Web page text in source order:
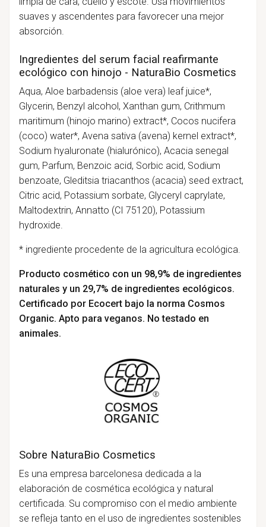
suaves y ascendentes para favorecer una mejor
absorción.
Ingredientes del serum facial reafirmante
ecológico con hinojo - NaturaBio Cosmetics
Aqua, Aloe barbadensis (aloe vera) leaf juice*,
Glycerin, Benzyl alcohol, Xanthan gum, Crithmum
maritimum (hinojo marino) extract*, Cocos nucifera
(coco) water*, Avena sativa (avena) kernel extract*,
Sodium hyaluronate (hialurónico), Acacia senegal
gum, Parfum, Benzoic acid, Sorbic acid, Sodium
benzoate, Gleditsia triacanthos (acacia) seed extract,
Citric acid, Potassium sorbate, Glyceryl caprylate,
Maltodextrin, Annatto (CI 75120), Potassium
hydroxide.
* ingrediente procedente de la agricultura ecológica.
Producto cosmético con un 98,9% de ingredientes
naturales y un 29,7% de ingredientes ecológicos.
Certificado por Ecocert bajo la norma Cosmos
Organic. Apto para veganos. No testado en
animales.
Sobre NaturaBio Cosmetics
Es una empresa barcelonesa dedicada a la
elaboración de cosmética ecológica y natural
certificada. Su compromiso con el medio ambiente
se refleja tanto en el uso de ingredientes sostenibles